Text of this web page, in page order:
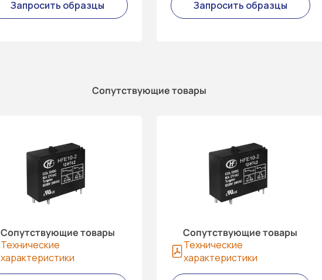
Сопутствующие товары
Сопутствующие товары
Технические
характеристики
Сопутствующие товары
Технические
характеристики
Запросить образцы Запросить образцы